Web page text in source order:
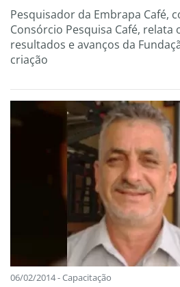
Pesquisador da Embrapa Café,
Consórcio Pesquisa Café, relata
resultados e avanços da
criação
06/02/2014 - Capacitação